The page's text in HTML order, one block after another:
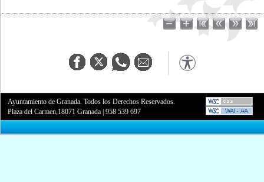
Ayuntamiento de Granada. Todos los Derechos Reservados.
Plaza del Carmen,18071 Granada |958 539 697